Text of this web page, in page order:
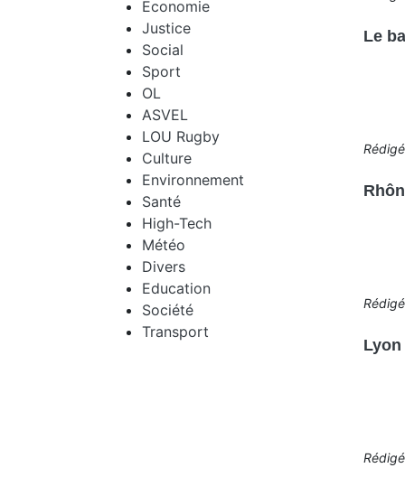
Economie
Justice
Social
Sport
OL
ASVEL
LOU Rugby
Culture
Environnement
Santé
High-Tech
Météo
Divers
Education
Société
Transport
Le